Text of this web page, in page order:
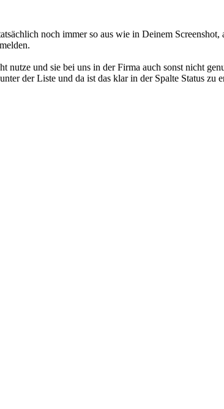
noch immer so aus wie in Deinem
nutze und sie bei uns in der Firma auch sonst nicht
der Liste und da ist das klar in der Spalte Status zu